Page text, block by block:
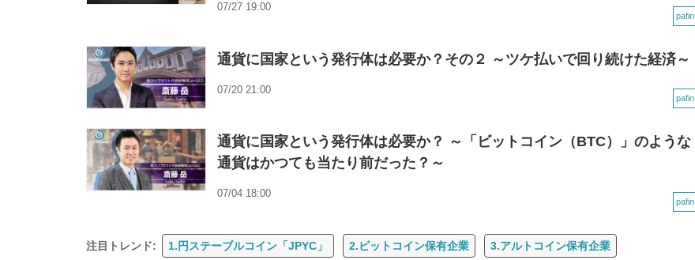
pafin
07/27 19:00
通貨に国家という発行体は必要か？その２ ～ツケ払いで回り続けた経済～
pafin
07/20 21:00
通貨に国家という発行体は必要か？ ～「ビットコイン（BTC）」のような
通貨はかつても当たり前だった？～
pafin
07/04 18:00
注目トレンド: 1.円ステーブルコイン「JPYC」 2.ビットコイン保有企業 3.アルトコイン保有企業